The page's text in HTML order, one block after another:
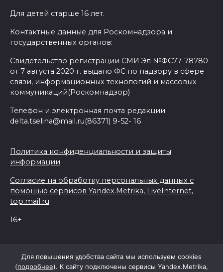
Для детей старше 16 лет.
Контактные данные для Роскомнадзора и
государственных органов:
Свидетельство регистрации СМИ Эл №ФС77-78780
от 7 августа 2020 г. выдано ФС по надзору в сфере
связи, информационных технологий и массовых
коммуникаций(Роскомнадзор)
Телефон и электронная почта редакции
delta.tselina@mail.ru(86371) 9-52- 16
Политика конфиденциальности и защиты
информации
Согласие на обработку персональных данных с
помощью сервисов Yandex.Metrika, LiveInternet,
top.mail.ru
16+
Для повышения удобства сайта мы используем cookies
(подробнее). К сайту подключены сервисы Yandex.Metrika,